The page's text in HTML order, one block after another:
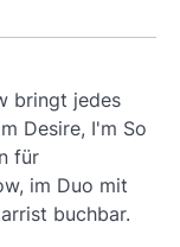
bringt jedes
Desire, I'm So
für
im Duo mit
buchbar.